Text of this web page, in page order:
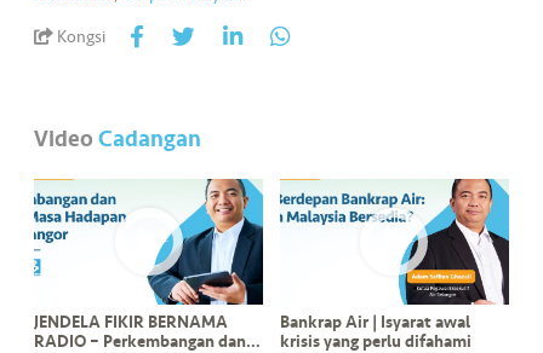
Kongsi
VideoCadangan
JENDELA FIKIR BERNAMA
RADIO – Perkembangan dan
Bankrap Air | Isyarat awal
krisis yang perlu difahami
M
•••
•••